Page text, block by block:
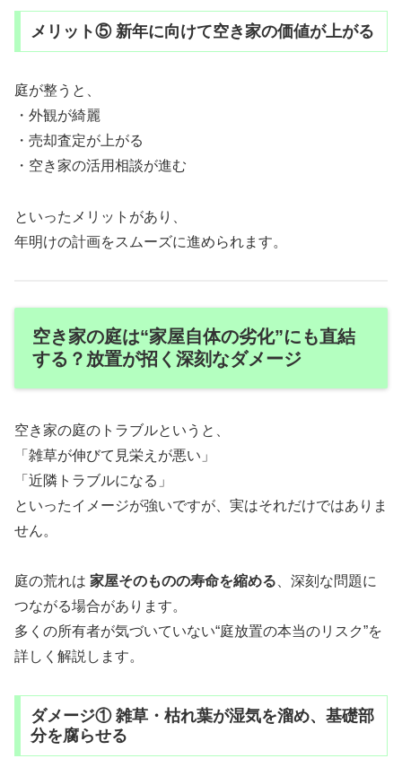
メリット⑤ 新年に向けて空き家の価値が上がる
庭が整うと、
・外観が綺麗
・売却査定が上がる
・空き家の活用相談が進む
といったメリットがあり、
年明けの計画をスムーズに進められます。
空き家の庭は“家屋自体の劣化”にも直結
する？放置が招く深刻なダメージ
空き家の庭のトラブルというと、
「雑草が伸びて見栄えが悪い」
「近隣トラブルになる」
といったイメージが強いですが、実はそれだけではありま
せん。
庭の荒れは 家屋そのものの寿命を縮める 、深刻な問題に
つながる場合があります。
多くの所有者が気づいていない“庭放置の本当のリスク”を
詳しく解説します。
ダメージ① 雑草・枯れ葉が湿気を溜め、基礎部
分を腐らせる